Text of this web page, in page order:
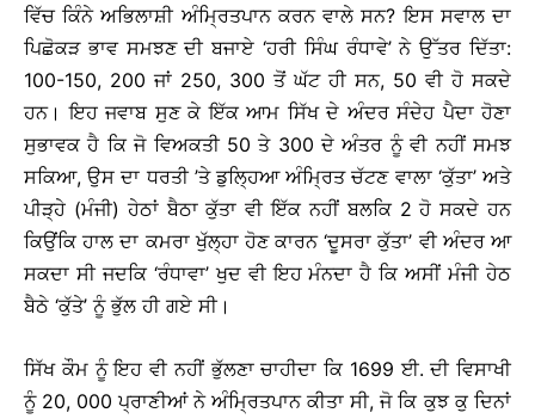
ਵਿੱਚ ਕਿੰਨੇ ਅਭਿਲਾਸ਼ੀ ਅੰਮ੍ਰਿਤਪਾਨ ਕਰਨ ਵਾਲੇ ਸਨ? ਇਸ ਸਵਾਲ ਦਾ
ਪਿਛੋਕੜ ਭਾਵ ਸਮਝਣ ਦੀ ਬਜਾਏ ‘ਹਰੀ ਸਿੰਘ ਰੰਧਾਵੇ’ ਨੇ ਉੱਤਰ ਦਿੱਤਾ:
100-150, 200 ਜਾਂ 250, 300 ਤੋਂ ਘੱਟ ਹੀ ਸਨ, 50 ਵੀ ਹੋ ਸਕਦੇ
ਹਨ। ਇਹ ਜਵਾਬ ਸੁਣ ਕੇ ਇੱਕ ਆਮ ਸਿੱਖ ਦੇ ਅੰਦਰ ਸੰਦੇਹ ਪੈਦਾ ਹੋਣਾ
ਸੁਭਾਵਕ ਹੈ ਕਿ ਜੋ ਵਿਅਕਤੀ 50 ਤੇ 300 ਦੇ ਅੰਤਰ ਨੂੰ ਵੀ ਨਹੀਂ ਸਮਝ
ਸਕਿਆ, ਉਸ ਦਾ ਧਰਤੀ ’ਤੇ ਡੁਲ੍ਹਿਆ ਅੰਮ੍ਰਿਤ ਚੱਟਣ ਵਾਲਾ ‘ਕੁੱਤਾ’ ਅਤੇ
ਪੀੜ੍ਹੇ (ਮੰਜੀ) ਹੇਠਾਂ ਬੈਠਾ ਕੁੱਤਾ ਵੀ ਇੱਕ ਨਹੀਂ ਬਲਕਿ 2 ਹੋ ਸਕਦੇ ਹਨ
ਕਿਉਂਕਿ ਹਾਲ ਦਾ ਕਮਰਾ ਖੁੱਲ੍ਹਾ ਹੋਣ ਕਾਰਨ ‘ਦੂਸਰਾ ਕੁੱਤਾ’ ਵੀ ਅੰਦਰ ਆ
ਸਕਦਾ ਸੀ ਜਦਕਿ ‘ਰੰਧਾਵਾ’ ਖੁਦ ਵੀ ਇਹ ਮੰਨਦਾ ਹੈ ਕਿ ਅਸੀਂ ਮੰਜੀ ਹੇਠ
ਬੈਠੇ ‘ਕੁੱਤੇ’ ਨੂੰ ਭੁੱਲ ਹੀ ਗਏ ਸੀ।
ਸਿੱਖ ਕੌਮ ਨੂੰ ਇਹ ਵੀ ਨਹੀਂ ਭੁੱਲਣਾ ਚਾਹੀਦਾ ਕਿ 1699 ਈ. ਦੀ ਵਿਸਾਖੀ
ਨੂੰ 20, 000 ਪ੍ਰਾਣੀਆਂ ਨੇ ਅੰਮ੍ਰਿਤਪਾਨ ਕੀਤਾ ਸੀ, ਜੋ ਕਿ ਕੁਝ ਕੁ ਦਿਨਾਂ